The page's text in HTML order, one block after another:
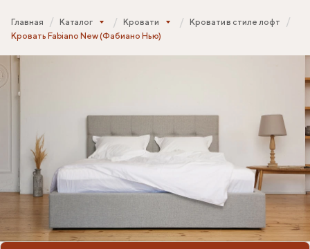
Главная Каталог Кровати
Кровати в стиле лофт
Кровать Fabiano New (Фабиано Нью)